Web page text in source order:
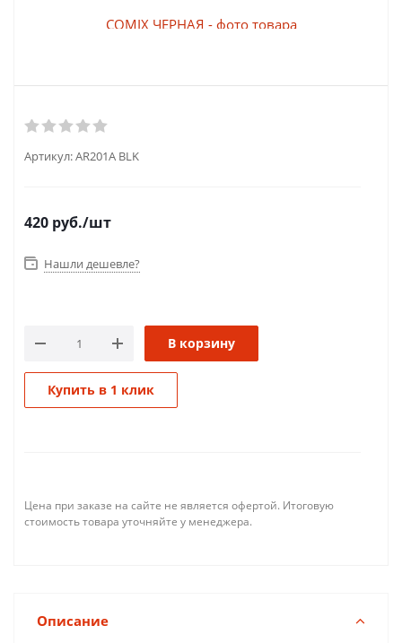
Артикул:AR201A BLK
420 руб./шт
Нашли дешевле?
В корзину
Купить в 1 клик
Цена при заказе на сайте не является офертой. Итоговую
стоимость товара уточняйте у менеджера.
Описание